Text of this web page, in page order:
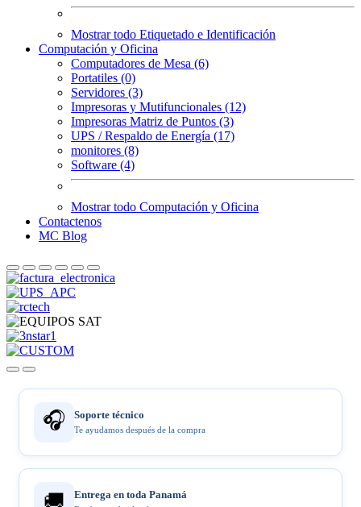
Mostrar todo Etiquetado e Identificación
Computación y Oficina
Computadores de Mesa (6)
Portatiles (0)
Servidores (3)
Impresoras y Mutifuncionales (12)
Impresoras Matriz de Puntos (3)
UPS / Respaldo de Energía (17)
monitores (8)
Software (4)
Mostrar todo Computación y Oficina
Contactenos
MC Blog
🎧 Soporte técnico
Te ayudamos después de la compra
🚚 Entrega en toda Panamá